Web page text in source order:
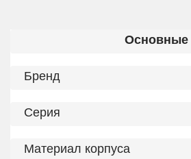
Основные
Бренд
Серия
Материал корпуса